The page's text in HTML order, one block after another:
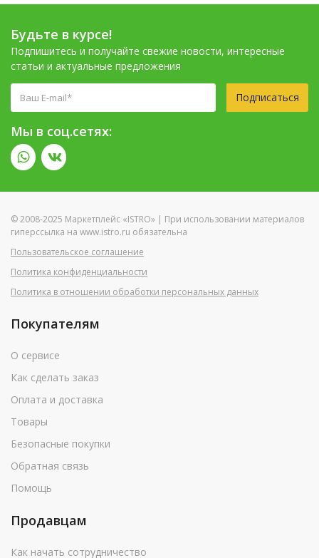
Будьте в курсе!
Подпишитесь и получайте свежие новости, интересные
статьи и актуальные предложения
Подписаться
Мы в соц.сетях:
© 2008-2025 Маркетплейс «ISTRO» | При использовании материалов
гиперссылка на www.istro.ru обязательна
Пользовательское соглашение
Политика конфиденциальности
Политика в отношении обработки персональных данных
Покупателям
О сервисе
Как сделать заказ
Оплата и доставка
Товары
Безопасные покупки
Обратная связь
Помощь
Продавцам
Как начать сотрудничество